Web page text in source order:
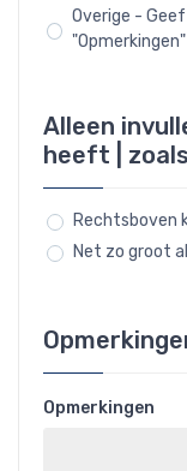
Overige -
"Opmerkingen"
Alleen
heeft |
Rechtsboven
Net zo groot
Opmerkingen